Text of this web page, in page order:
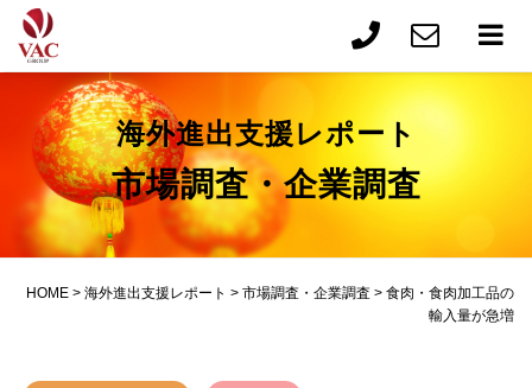
海外進出支援レポート
市場調査・企業調査
HOME > 海外進出支援レポート > 市場調査・企業調査 > 食肉・食肉加工品の
輸入量が急増